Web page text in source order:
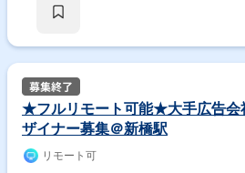
★フルリモート可能★大手広告会
ザイナー募集＠新橋駅
リモート可